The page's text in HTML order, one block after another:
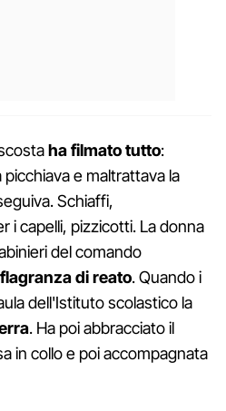
ha filmato tutto:
e maltrattava la
Schiaffi,
i capelli, pizzicotti. La donna
del comando
di reato. Quando i
dell'Istituto scolastico la
. Ha poi abbracciato il
in collo e poi accompagnata